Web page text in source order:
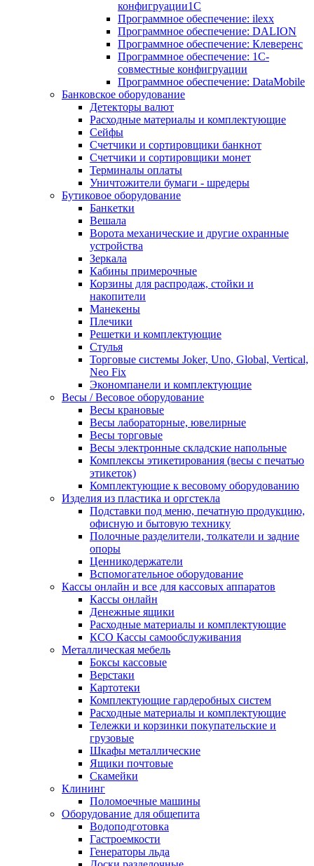
конфигруации1С
Программное обеспечение: ilexx
Программное обеспечение: DALION
Программное обеспечение: Клеверенс
Программное обеспечение: 1С-
совместные конфигруации
Программное обеспечение: DataMobile
Банковское оборудование
Детекторы валют
Расходные материалы и комплектующие
Сейфы
Счетчики и сортировщики банкнот
Счетчики и сортировщики монет
Терминалы оплаты
Уничтожители бумаги - шредеры
Бутиковое оборудование
Банкетки
Вешала
Ворота механические и другие охранные
устройства
Зеркала
Кабины примерочные
Корзины для распродаж, стойки и
накопители
Манекены
Плечики
Решетки и комплектующие
Стулья
Торговые системы Joker, Uno, Global, Vertical,
Neo Fix
Экономпанели и комплектующие
Весы / Весовое оборудование
Весы крановые
Весы лабораторные, ювелирные
Весы торговые
Весы электронные складские напольные
Комплексы этикетирования (весы с печатью
этикеток)
Комплектующие к весовому оборудованию
Изделия из пластика и оргстекла
Подставки под меню, печатную продукцию,
офисную и бытовую технику
Полочные разделители, толкатели и задние
опоры
Ценникодержатели
Вспомогательное оборудование
Кассы онлайн и все для кассовых аппаратов
Кассы онлайн
Денежные ящики
Расходные материалы и комплектующие
КСО Кассы самообслуживания
Металлическая мебель
Боксы кассовые
Верстаки
Картотеки
Комплектующие гардеробных систем
Расходные материалы и комплектующие
Тележки и корзинки покупательские и
грузовые
Шкафы металлические
Ящики почтовые
Скамейки
Клининг
Поломоечные машины
Оборудование для общепита
Водоподготовка
Гастроемкости
Генераторы льда